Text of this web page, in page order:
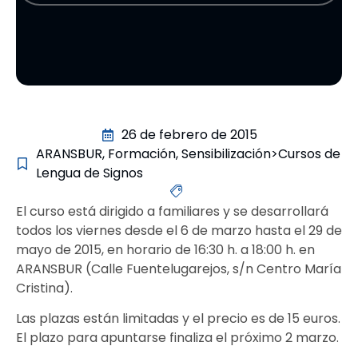
26 de febrero de 2015
ARANSBUR, Formación,Sensibilización>Cursos de
Lengua de Signos
El curso está dirigido a familiares y se desarrollará
todos los viernes desde el 6 de marzo hasta el 29 de
mayo de 2015, en horario de 16:30 h. a 18:00 h. en
ARANSBUR (Calle Fuentelugarejos, s/n Centro María
Cristina).
Las plazas están limitadas y el precio es de 15 euros.
El plazo para apuntarse finaliza el próximo 2 marzo.